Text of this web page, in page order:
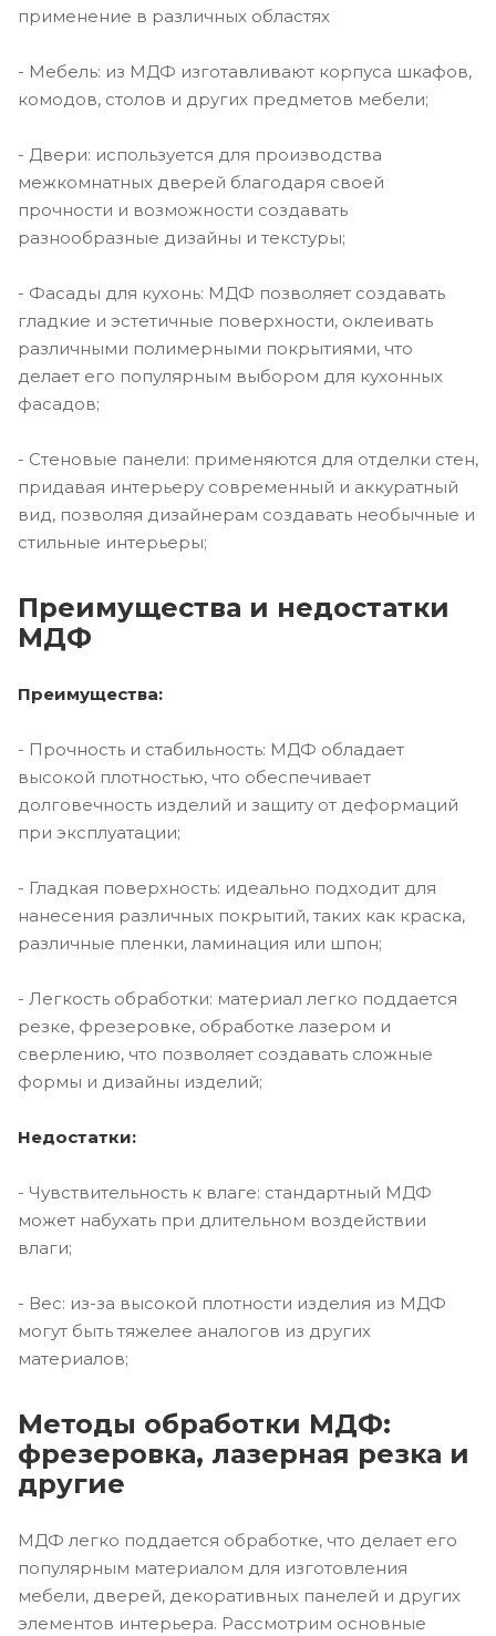
применение в различных областях
- Мебель: из МДФ изготавливают корпуса шкафов,
комодов, столов и других предметов мебели;
- Двери: используется для производства
межкомнатных дверей благодаря своей
прочности и возможности создавать
разнообразные дизайны и текстуры;
- Фасады для кухонь: МДФ позволяет создавать
гладкие и эстетичные поверхности, оклеивать
различными полимерными покрытиями, что
делает его популярным выбором для кухонных
фасадов;
- Стеновые панели: применяются для отделки стен,
придавая интерьеру современный и аккуратный
вид, позволяя дизайнерам создавать необычные и
стильные интерьеры;
Преимущества и недостатки
МДФ
Преимущества:
- Прочность и стабильность: МДФ обладает
высокой плотностью, что обеспечивает
долговечность изделий и защиту от деформаций
при эксплуатации;
- Гладкая поверхность: идеально подходит для
нанесения различных покрытий, таких как краска,
различные пленки, ламинация или шпон;
- Легкость обработки: материал легко поддается
резке, фрезеровке, обработке лазером и
сверлению, что позволяет создавать сложные
формы и дизайны изделий;
Недостатки:
- Чувствительность к влаге: стандартный МДФ
может набухать при длительном воздействии
влаги;
- Вес: из-за высокой плотности изделия из МДФ
могут быть тяжелее аналогов из других
материалов;
Методы обработки МДФ:
фрезеровка, лазерная резка и
другие
МДФ легко поддается обработке, что делает его
популярным материалом для изготовления
мебели, дверей, декоративных панелей и других
элементов интерьера. Рассмотрим основные